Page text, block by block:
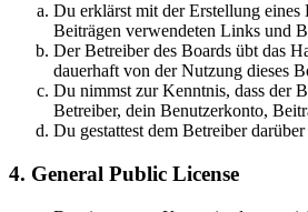
Du erklärst mit der Erstellung eines
Beiträgen verwendeten Links und
Der Betreiber des Boards übt das
dauerhaft von der Nutzung dieses
Du nimmst zur Kenntnis, dass der
Betreiber, dein Benutzerkonto,
Du gestattest dem Betreiber
4. General Public License